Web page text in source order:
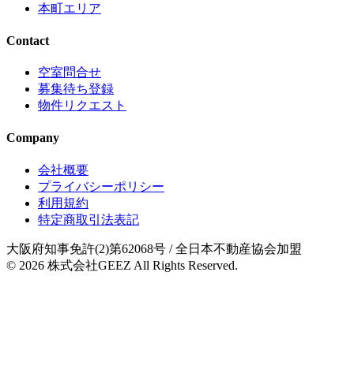
本町エリア
Contact
空室問合せ
募集待ち登録
物件リクエスト
Company
会社概要
プライバシーポリシー
利用規約
特定商取引法表記
大阪府知事免許(2)第62068号 / 全日本不動産協会加盟
© 2026 株式会社GEEZ All Rights Reserved.